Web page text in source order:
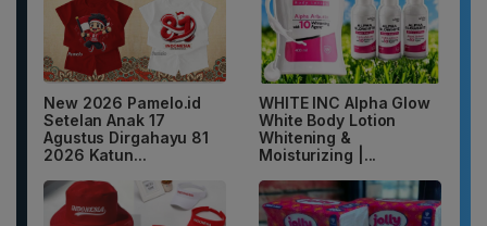
New 2026 Pamelo.id
Setelan Anak 17
Agustus Dirgahayu 81
2026 Katun...
WHITE INC Alpha Glow
White Body Lotion
Whitening &
Moisturizing |...